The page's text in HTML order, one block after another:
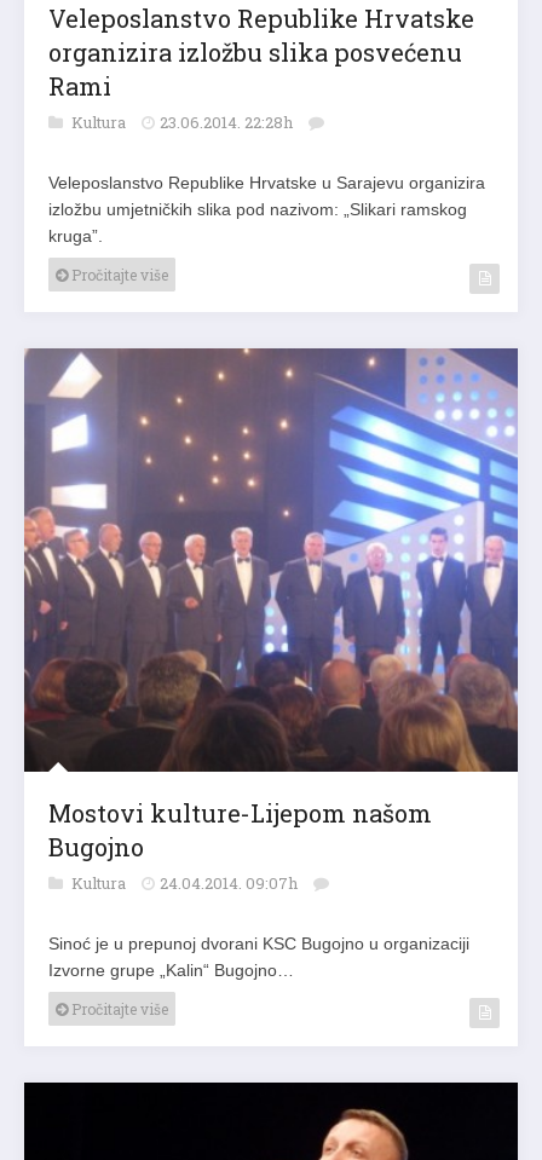
Veleposlanstvo Republike Hrvatske
organizira izložbu slika posvećenu
Rami
Kultura 23.06.2014. 22:28h
Veleposlanstvo Republike Hrvatske u Sarajevu organizira
izložbu umjetničkih slika pod nazivom: „Slikari ramskog
kruga”.
Pročitajte više
Mostovi kulture-Lijepom našom
Bugojno
Kultura 24.04.2014. 09:07h
Sinoć je u prepunoj dvorani KSC Bugojno u organizaciji
Izvorne grupe „Kalin“ Bugojno…
Pročitajte više